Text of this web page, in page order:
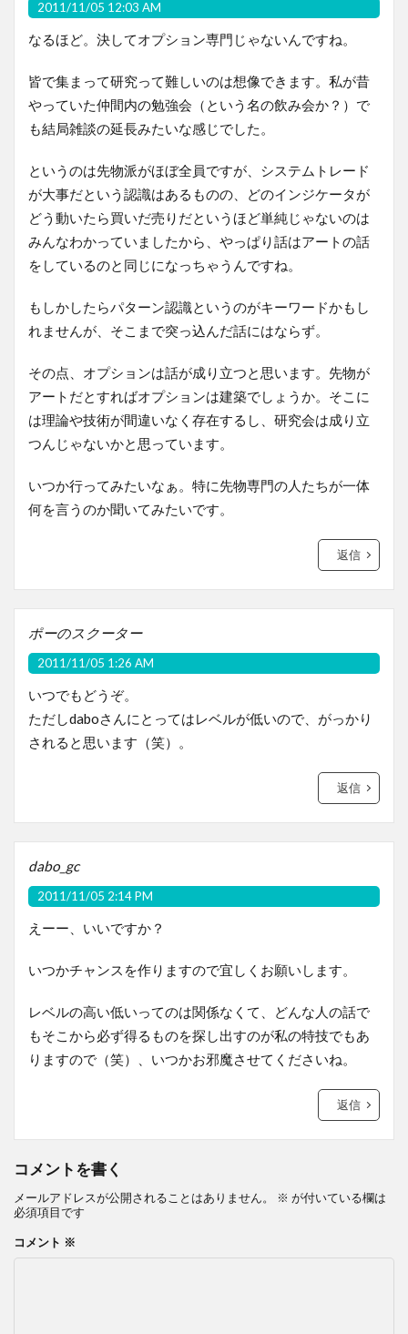
2011/11/05 12:03 AM
なるほど。決してオプション専門じゃないんですね。
皆で集まって研究って難しいのは想像できます。私が昔
やっていた仲間内の勉強会（という名の飲み会か？）で
も結局雑談の延長みたいな感じでした。
というのは先物派がほぼ全員ですが、システムトレード
が大事だという認識はあるものの、どのインジケータが
どう動いたら買いだ売りだというほど単純じゃないのは
みんなわかっていましたから、やっぱり話はアートの話
をしているのと同じになっちゃうんですね。
もしかしたらパターン認識というのがキーワードかもし
れませんが、そこまで突っ込んだ話にはならず。
その点、オプションは話が成り立つと思います。先物が
アートだとすればオプションは建築でしょうか。そこに
は理論や技術が間違いなく存在するし、研究会は成り立
つんじゃないかと思っています。
いつか行ってみたいなぁ。特に先物専門の人たちが一体
何を言うのか聞いてみたいです。
返信
ポーのスクーター
2011/11/05 1:26 AM
いつでもどうぞ。
ただしdaboさんにとってはレベルが低いので、がっかり
されると思います（笑）。
返信
dabo_gc
2011/11/05 2:14 PM
えーー、いいですか？
いつかチャンスを作りますので宜しくお願いします。
レベルの高い低いってのは関係なくて、どんな人の話で
もそこから必ず得るものを探し出すのが私の特技でもあ
りますので（笑）、いつかお邪魔させてくださいね。
返信
コメントを書く
メールアドレスが公開されることはありません。 ※ が付いている欄は
必須項目です
コメント ※